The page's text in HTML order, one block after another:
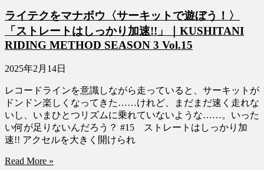
ライテクをマナボウ〈サーキットで遊ぼう！〉
「ストレートはしっかり加速!!」｜KUSHITANI
RIDING METHOD SEASON 3 Vol.15
2025年2月14日
レコードラインを意識しながら走っていると、サーキットが
ドンドン楽しくなってきた……けれど、まだまだ速く走れな
いし、いまひとつリズムに乗れていないような……。いった
い何が足りないんだろう？ #15 ストレートはしっかり加
速!! アクセルを大きく開けられ
Read More »